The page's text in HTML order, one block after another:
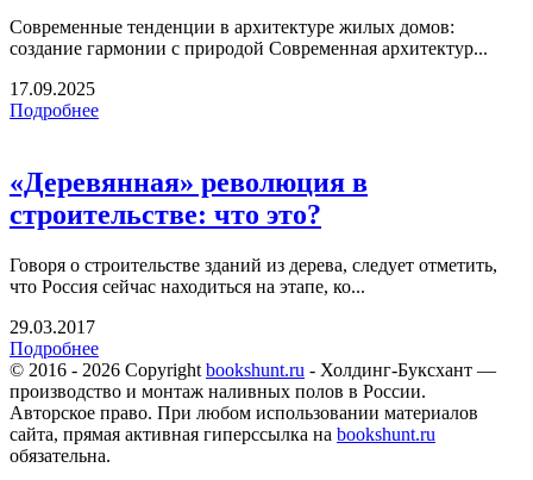
Современные тенденции в архитектуре жилых домов:
создание гармонии с природой Современная архитектур...
17.09.2025
Подробнее
«Деревянная» революция в
строительстве: что это?
Говоря о строительстве зданий из дерева, следует отметить,
что Россия сейчас находиться на этапе, ко...
29.03.2017
Подробнее
© 2016 - 2026 Copyright bookshunt.ru - Холдинг-Буксхант —
производство и монтаж наливных полов в России.
Авторское право. При любом использовании материалов
сайта, прямая активная гиперссылка на bookshunt.ru
обязательна.